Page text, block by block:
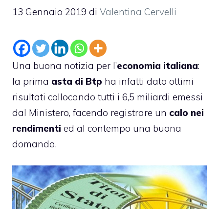
13 Gennaio 2019 di Valentina Cervelli
Una buona notizia per l’economia italiana:
la prima asta di Btp ha infatti dato ottimi
risultati collocando tutti i 6,5 miliardi emessi
dal Ministero, facendo registrare un calo nei
rendimenti ed al contempo una buona
domanda.